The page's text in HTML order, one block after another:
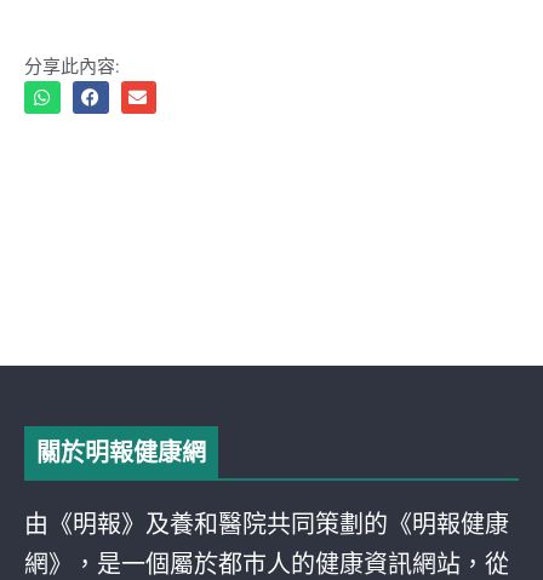
分享此內容:
關於明報健康網
由《明報》及養和醫院共同策劃的《明報健康
網》，是一個屬於都巿人的健康資訊網站，從